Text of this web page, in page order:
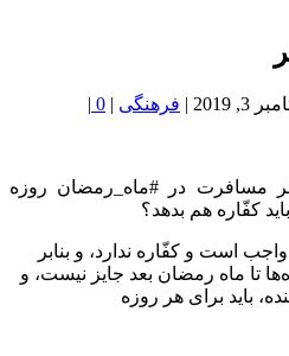
3, 2019
| فرهنگی |
0
|
مسافرت در #ماه_رمضان روزه
کفّاره هم بدهد؟
است و کفّاره ندارد، و بنابر
تا ماه رمضان بعد جایز نیست، و
باید برای هر روزه